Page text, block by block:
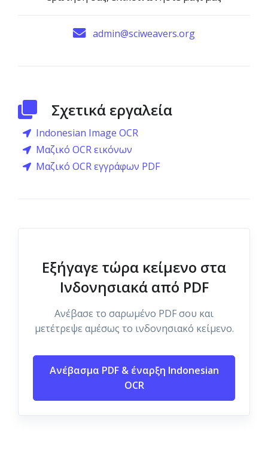
admin@sciweavers.org
Σχετικά εργαλεία
Indonesian Image OCR
Μαζικό OCR εικόνων
Μαζικό OCR εγγράφων PDF
Εξήγαγε τώρα κείμενο στα
Ινδονησιακά από PDF
Ανέβασε το σαρωμένο PDF σου και
μετέτρεψε αμέσως το ινδονησιακό κείμενο.
Ανέβασμα PDF & έναρξη Indonesian
OCR